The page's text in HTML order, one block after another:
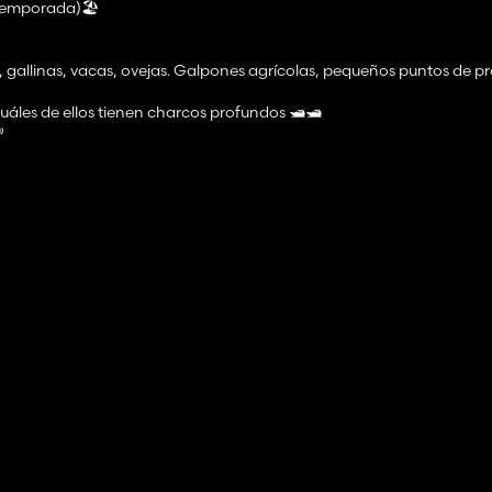
vacas, ovejas. Galpones agrícolas, pequeños puntos de
de ellos tienen charcos profundos 🛥️🛥️
año🌊🌊